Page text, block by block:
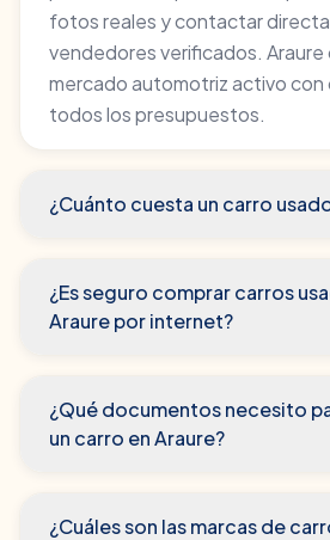
fotos reales y contactar
vendedores verificados. Araure
mercado automotriz activo con
todos los presupuestos.
¿Cuánto cuesta un carro
¿Es seguro comprar carros
Araure por internet?
¿Qué documentos necesito
un carro en Araure?
¿Cuáles son las marcas de